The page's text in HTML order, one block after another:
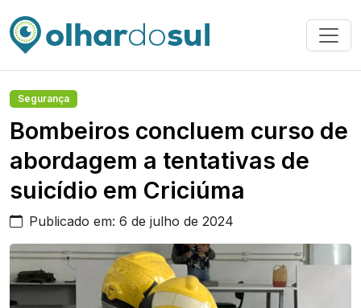
Segurança
Bombeiros concluem curso de
abordagem a tentativas de
suicídio em Criciúma
Publicado em: 6 de julho de 2024